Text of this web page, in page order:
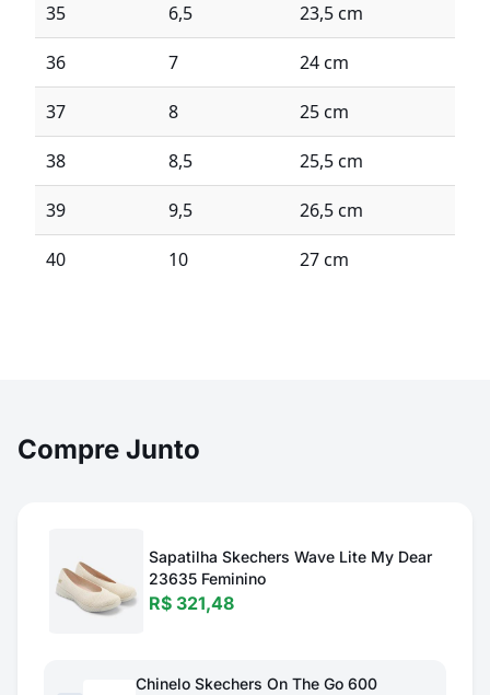
35 6,5 23,5 cm
36 7 24 cm
37 8 25 cm
38 8,5 25,5 cm
39 9,5 26,5 cm
40 10 27 cm
Compre Junto
Sapatilha Skechers Wave Lite My Dear
23635 Feminino
R$ 321,48
Chinelo Skechers On The Go 600